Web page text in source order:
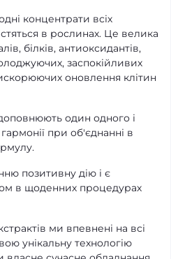
концентрати всіх
в рослинах. Це велика
білків, антиоксидантів,
заспокійливих
оновлення клітин
один одного і
при об'єднанні в
позитивну дію і є
в щоденних процедурах
ми впевнені на всі
унікальну технологію